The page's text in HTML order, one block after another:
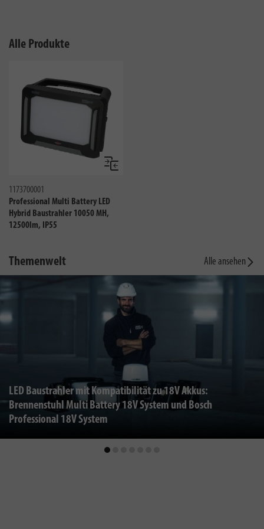
Alle Produkte
Vergleichen
1173700001
Professional Multi Battery LED
Hybrid Baustrahler 10050 MH,
12500lm, IP55
Themenwelt Alle ansehen
LED Baustrahler mit Kompatibilität zu 18V Akkus:
Brennenstuhl Multi Battery 18V System und Bosch
Professional 18V System